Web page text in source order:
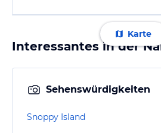
Karte
Interessantes in der
Sehenswürdigkeiten
Snoppy Island